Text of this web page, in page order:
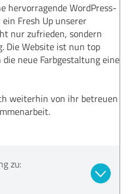
hervorragende WordPress-
Fresh Up unserer
nur zufrieden, sondern
Die Website ist nun top
neue Farbgestaltung eine
weiterhin von ihr betreuen
zu: